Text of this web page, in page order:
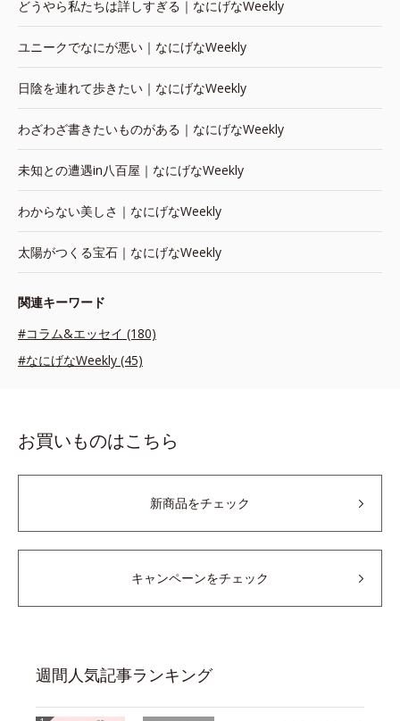
どうやら私たちは詳しすぎる｜なにげなWeekly
ユニークでなにが悪い｜なにげなWeekly
日陰を連れて歩きたい｜なにげなWeekly
わざわざ書きたいものがある｜なにげなWeekly
未知との遭遇in八百屋｜なにげなWeekly
わからない美しさ｜なにげなWeekly
太陽がつくる宝石｜なにげなWeekly
関連キーワード
#コラム&エッセイ (180)
#なにげなWeekly (45)
お買いものはこちら
新商品をチェック
キャンペーンをチェック
週間人気記事ランキング